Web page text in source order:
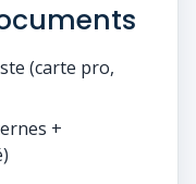
(carte pro,
+